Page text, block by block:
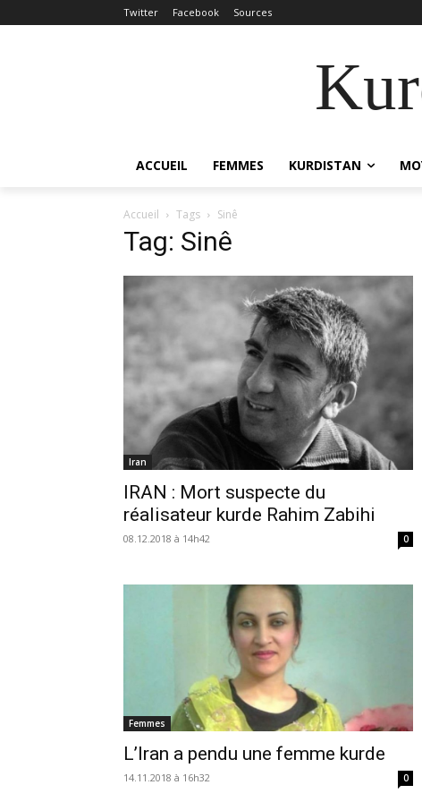
Twitter Facebook Sources
ACCUEIL FEMMES KURDISTAN
Accueil Tags Sinê
Tag: Sinê
Iran
IRAN : Mort suspecte du
réalisateur kurde Rahim Zabihi
08.12.2018 à 14h42 0
Femmes
L’Iran a pendu une femme kurde
14.11.2018 à 16h32 0